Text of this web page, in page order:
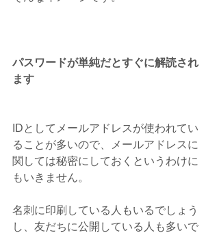
パスワードが単純だとすぐに解読され
ます
IDとしてメールアドレスが使われてい
ることが多いので、メールアドレスに
関しては秘密にしておくというわけに
もいきません。
名刺に印刷している人もいるでしょう
し、友だちに公開している人も多いで